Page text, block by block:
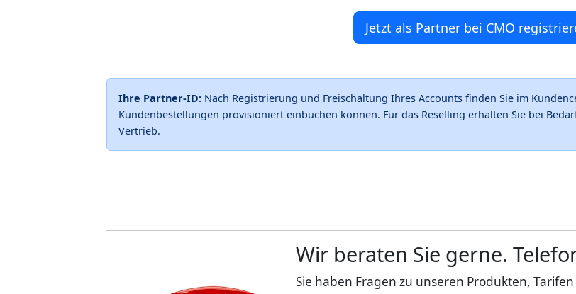
Jetzt als Partner bei CMO
Ihre Partner-ID: Nach Registrierung und Freischaltung Ihres Accounts finden Sie im
Kundenbestellungen provisioniert einbuchen können. Für das Reselling erhalten Sie bei
Vertrieb.
Wir beraten Sie gerne.
Sie haben Fragen zu unseren Produkten,